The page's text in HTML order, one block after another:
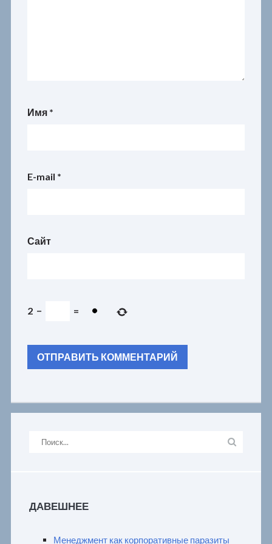
Имя *
E-mail *
Сайт
2 − =
ДАВЕШНЕЕ
Менеджмент как корпоративные паразиты